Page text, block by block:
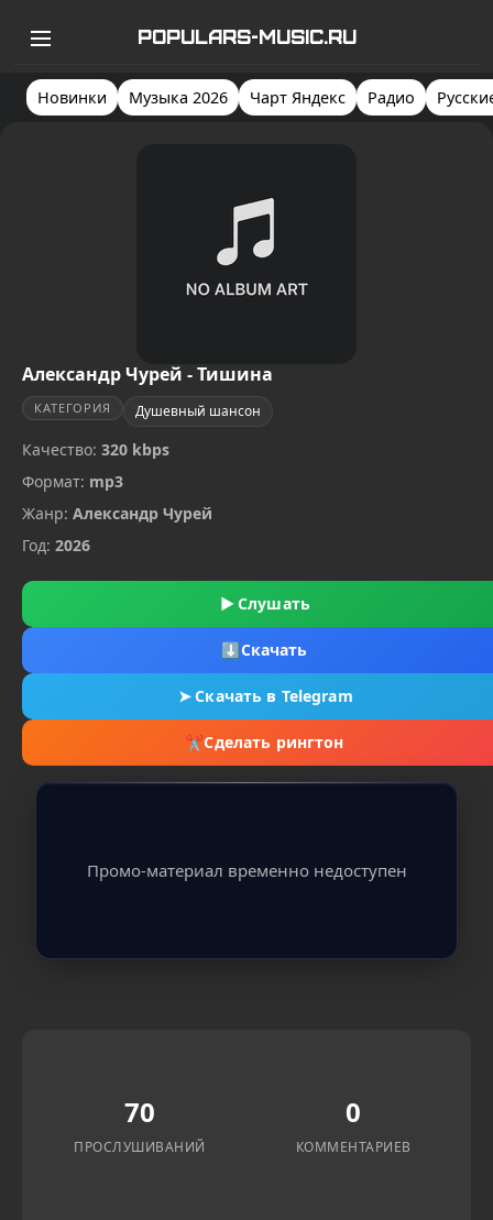
POPULARS-MUSIC.RU
Новинки Музыка 2026 Чарт Яндекс Радио
Александр Чурей - Тишина
КАТЕГОРИЯ Душевный шансон
Качество: 320 kbps
Формат: mp3
Жанр: Александр Чурей
Год: 2026
▶ Слушать
⬇Скачать
➤Скачать в Telegram
✂Сделать рингтон
Промо-материал временно недоступен
70
ПРОСЛУШИВАНИЙ
0
КОММЕНТАРИЕВ